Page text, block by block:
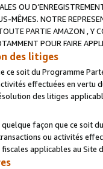
OU
MÊMES. NOTRE
PARTIE AMAZON , Y
POUR FAIRE
des litiges
ce soit du Programme
effectuées en vertu
des litiges
façon que ce soit
ou activités
applicables au Site